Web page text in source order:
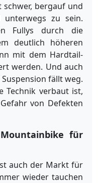
schwer, bergauf und
zu sein.
Fullys durch die
deutlich höheren
mit dem Hardtail-
werden. Und auch
fällt weg.
Technik verbaut ist,
von Defekten
für
auch der Markt für
wieder tauchen